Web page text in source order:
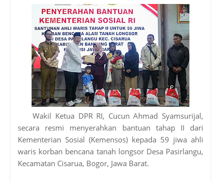
Wakil Ketua DPR RI, Cucun Ahmad Syamsurijal,
secara resmi menyerahkan bantuan tahap II dari
Kementerian Sosial (Kemensos) kepada 59 jiwa ahli
waris korban bencana tanah longsor Desa Pasirlangu,
Kecamatan Cisarua, Bogor, Jawa Barat.